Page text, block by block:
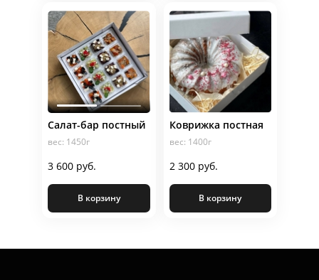
Салат-бар постный
вес: 1450г
3 600 руб.
В корзину
Коврижка постная
вес: 1400г
2 300 руб.
В корзину